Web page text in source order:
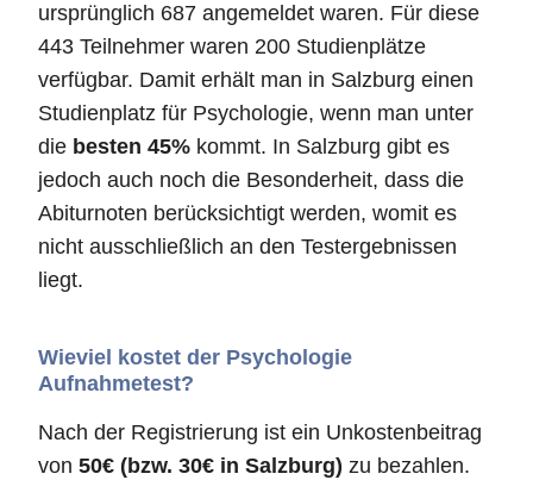
ursprünglich 687 angemeldet waren. Für diese
443 Teilnehmer waren 200 Studienplätze
verfügbar. Damit erhält man in Salzburg einen
Studienplatz für Psychologie, wenn man unter
die besten 45% kommt. In Salzburg gibt es
jedoch auch noch die Besonderheit, dass die
Abiturnoten berücksichtigt werden, womit es
nicht ausschließlich an den Testergebnissen
liegt.
Wieviel kostet der Psychologie
Aufnahmetest?
Nach der Registrierung ist ein Unkostenbeitrag
von 50€ (bzw. 30€ in Salzburg) zu bezahlen.